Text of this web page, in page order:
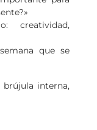
creatividad,
que se
interna,